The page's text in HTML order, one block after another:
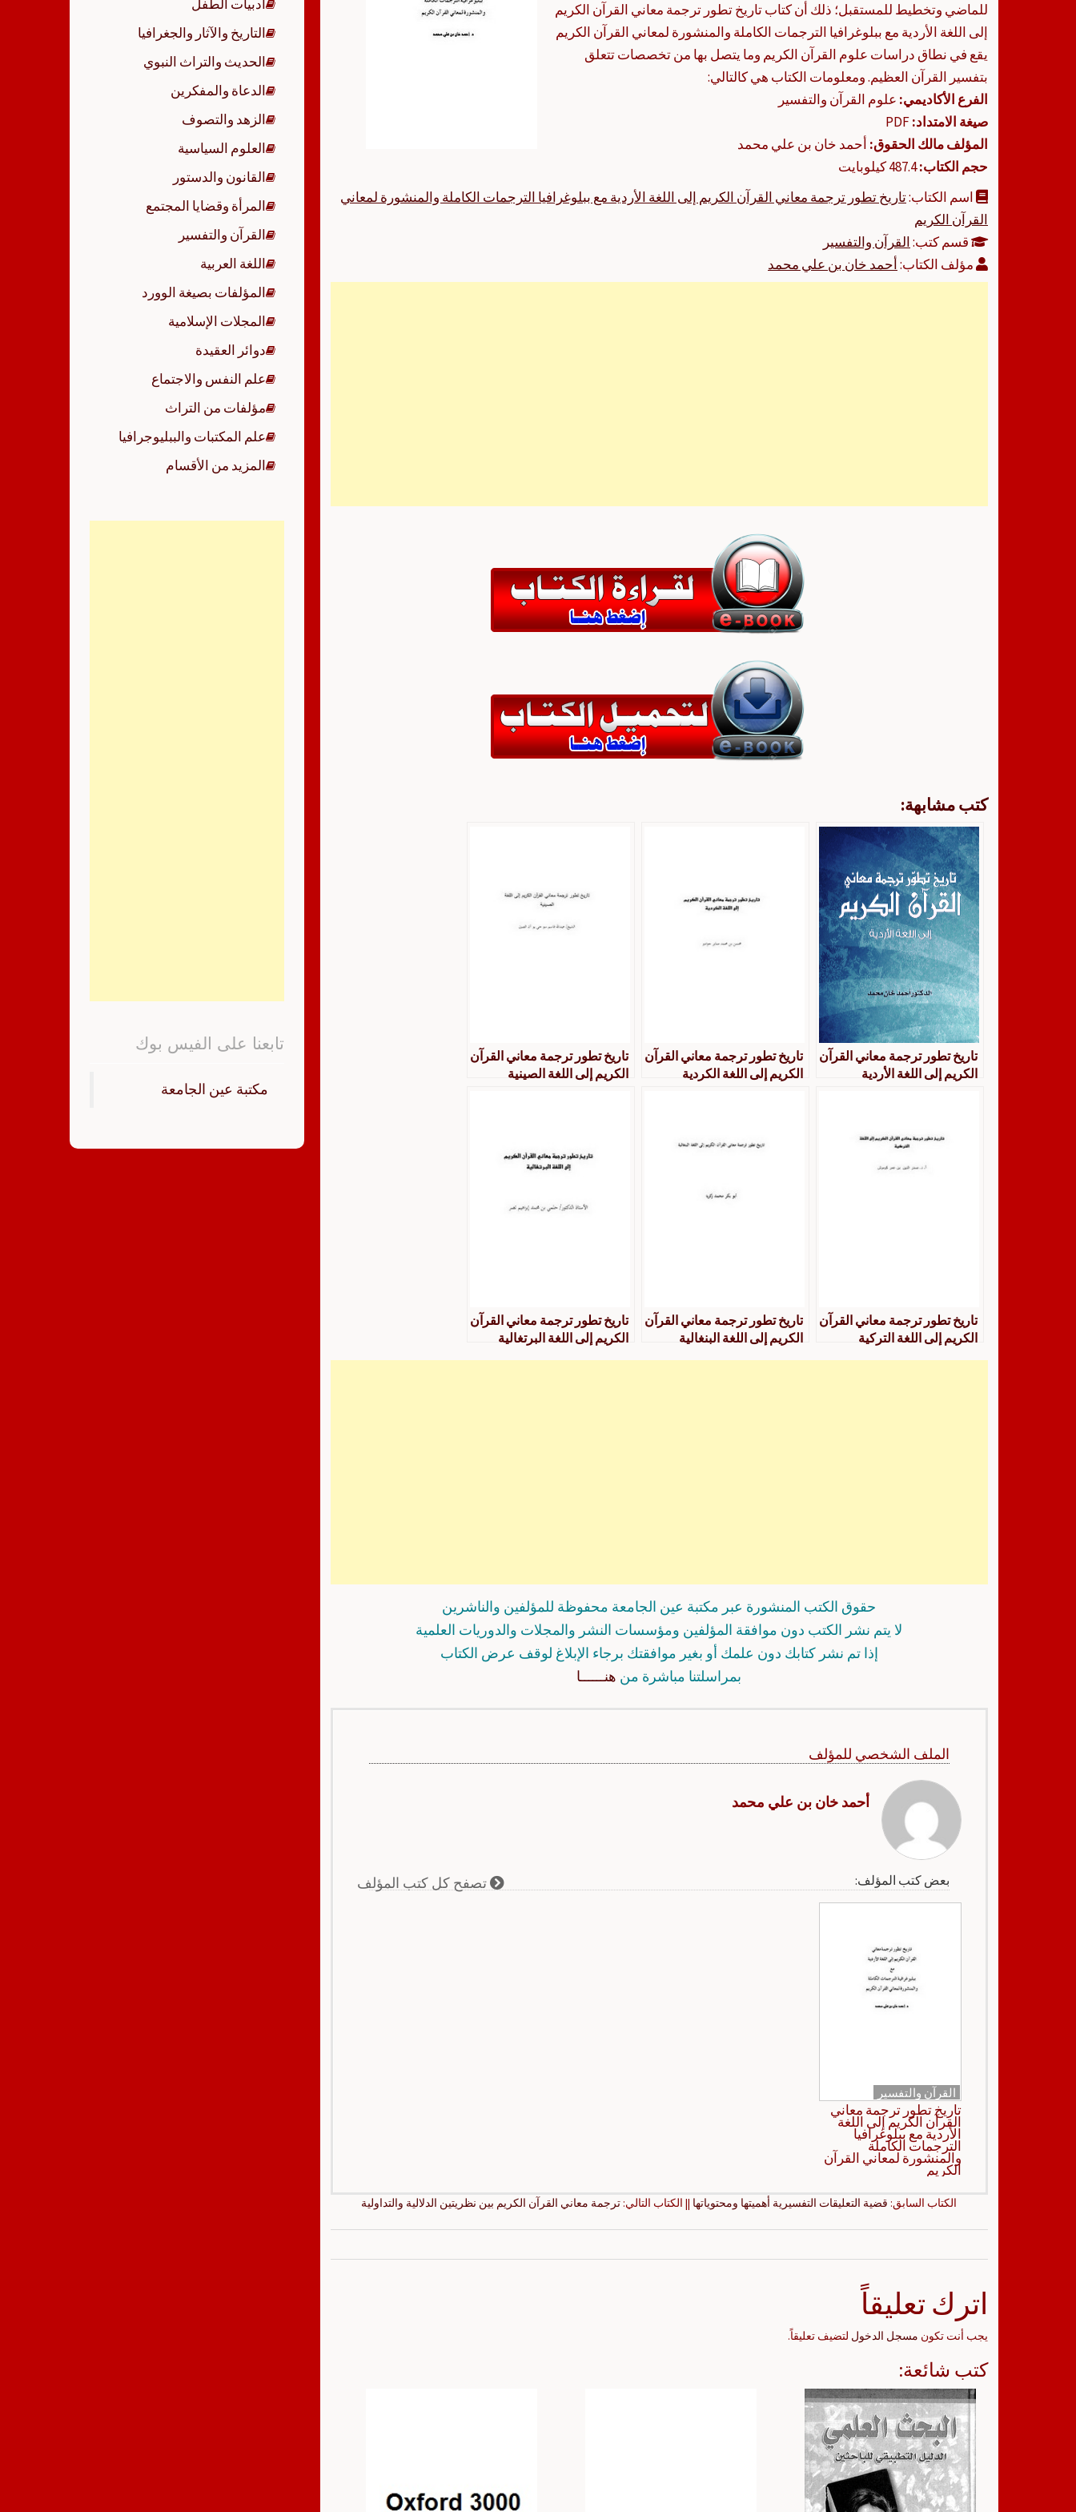
للماضي وتخطيط للمستقبل؛ ذلك أن كتاب تاريخ تطور ترجمة معاني القرآن الكريم
إلى اللغة الأردية مع ببلوغرافيا الترجمات الكاملة والمنشورة لمعاني القرآن الكريم
يقع في نطاق دراسات علوم القرآن الكريم وما يتصل بها من تخصصات تتعلق
بتفسير القرآن العظيم. ومعلومات الكتاب هي كالتالي:
الفرع الأكاديمي: علوم القرآن والتفسير
صيغة الامتداد:
المؤلف مالك الحقوق: أحمد خان بن علي محمد
حجم الكتاب:487.4 كيلوبايت
اسم الكتاب:تاريخ تطور ترجمة معاني القرآن الكريم إلى اللغة الأردية مع ببلوغرافيا الترجمات الكاملة والمنشورة لمعاني
القرآن الكريم
قسم كتب:القرآن والتفسير
مؤلف الكتاب:أحمد خان بن علي محمد
كتب مشابهة:
تاريخ تطور ترجمة معاني القرآن
الكريم إلى اللغة الأردية
تاريخ تطور ترجمة معاني القرآن
الكريم إلى اللغة الكردية
تاريخ تطور ترجمة معاني القرآن
الكريم إلى اللغة الصينية
تاريخ تطور ترجمة معاني القرآن
الكريم إلى اللغة التركية
تاريخ تطور ترجمة معاني القرآن
الكريم إلى اللغة البنغالية
تاريخ تطور ترجمة معاني القرآن
الكريم إلى اللغة البرتغالية
حقوق الكتب المنشورة عبر مكتبة عين الجامعة محفوظة للمؤلفين والناشرين
لا يتم نشر الكتب دون موافقة المؤلفين ومؤسسات النشر والمجلات والدوريات العلمية
إذا تم نشر كتابك دون علمك أو بغير موافقتك برجاء الإبلاغ لوقف عرض الكتاب
بمراسلتنا مباشرة من هنــــــا
الملف الشخصي للمؤلف
أحمد خان بن علي محمد
بعض كتب المؤلف: تصفح كل كتب المؤلف
القرآن والتفسير
تاريخ تطور ترجمة معاني
القرآن الكريم إلى اللغة
الأردية مع ببلوغرافيا
الترجمات الكاملة
والمنشورة لمعاني القرآن
الكريم
الكتاب السابق: قضية التعليقات التفسيرية أهميتها ومحتوياتها || الكتاب التالي: ترجمة معاني القرآن الكريم بين نظريتين الدلالية والتداولية
اترك تعليقاً
يجب أنت تكون مسجل الدخول لتضيف تعليقاً.
كتب شائعة:
أدبيات الطفل
التاريخ والآثار والجغرافيا
الحديث والتراث النبوي
الدعاة والمفكرين
الزهد والتصوف
العلوم السياسية
القانون والدستور
المرأة وقضايا المجتمع
القرآن والتفسير
اللغة العربية
المؤلفات بصيغة الوورد
المجلات الإسلامية
دوائر العقيدة
علم النفس والاجتماع
مؤلفات من التراث
علم المكتبات والببليوجرافيا
المزيد من الأقسام
تابعنا على الفيس بوك
‏مكتبة عين الجامعة‏